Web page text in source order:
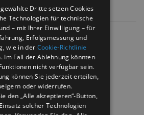
in Rimini
(blaue Zonen,
Dritte setzen Cookies
Technologien für technische
– mit Ihrer Einwilligung – für
Erfolgsmessung und
wie in der Cookie-Richtlinie
Im Fall der Ablehnung könnten
nicht verfügbar sein.
können Sie jederzeit erteilen,
oder widerrufen.
den „Alle akzeptieren“-Button,
solcher Technologien